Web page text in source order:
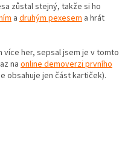
zůstal stejný, takže si ho
a druhým pexesem a hrát
více her, sepsal jsem je v tomto
na online demoverzi prvního
obsahuje jen část kartiček).